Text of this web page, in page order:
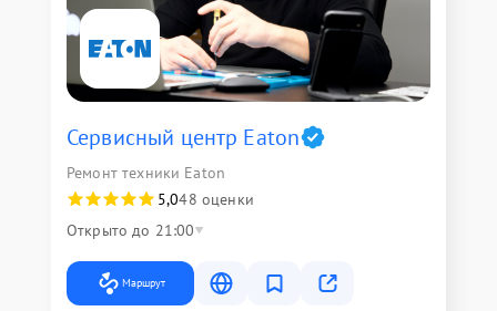
Сервисный центр Eaton
Ремонт техники Eaton
5,048 оценки
Открыто до 21:00
Маршрут